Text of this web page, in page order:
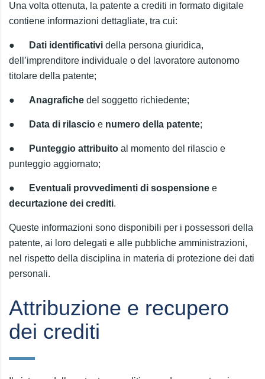
Una volta ottenuta, la patente a crediti in formato digitale
contiene informazioni dettagliate, tra cui:
● Dati identificativi della persona giuridica,
dell’imprenditore individuale o del lavoratore autonomo
titolare della patente;
● Anagrafiche del soggetto richiedente;
● Data di rilascio e numero della patente;
● Punteggio attribuito al momento del rilascio e
punteggio aggiornato;
● Eventuali provvedimenti di sospensione e
decurtazione dei crediti.
Queste informazioni sono disponibili per i possessori della
patente, ai loro delegati e alle pubbliche amministrazioni,
nel rispetto della disciplina in materia di protezione dei dati
personali.
Attribuzione e recupero
dei crediti